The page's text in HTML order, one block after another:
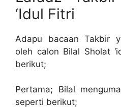
‘Idul Fitri
Adapu bacaan Takbir
oleh calon Bilal Sholat
berikut;
Pertama; Bilal
seperti berikut;